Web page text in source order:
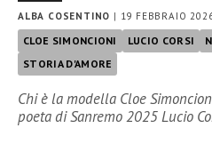
ALBA COSENTINO | 19 FEBBRAIO
CLOE SIMONCIONI LUCIO CORSI
STORIA D'AMORE
Chi è la modella Cloe
poeta di Sanremo 2025 Lucio